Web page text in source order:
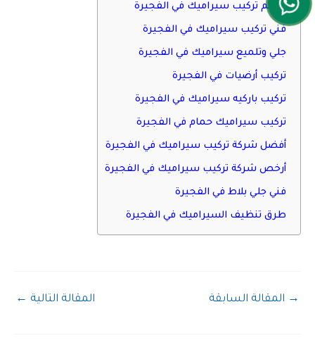
معلم تركيب سيراميك في الفجيرة
فني تركيب سيراميك في الفجيرة
جلي وتلميع سيراميك في الفجيرة
تركيب أرضيات في الفجيرة
تركيب باركيه سيراميك في الفجيرة
تركيب سيراميك حمام في الفجيرة
أفضل شركة تركيب سيراميك في الفجيرة
أرخص شركة تركيب سيراميك في الفجيرة
فني جلي بلاط في الفجيرة
طرق تنظيف السيراميك في الفجيرة
→ المقالة السابقة المقالة التالية ←